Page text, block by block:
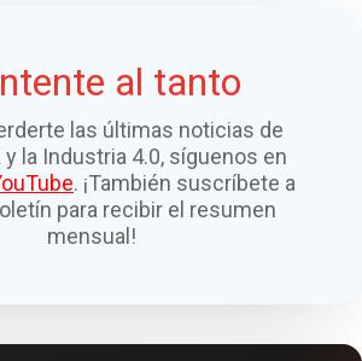
al tanto
las últimas noticias de
y la Industria 4.0, síguenos en
. ¡También suscríbete a
para recibir el resumen
mensual!